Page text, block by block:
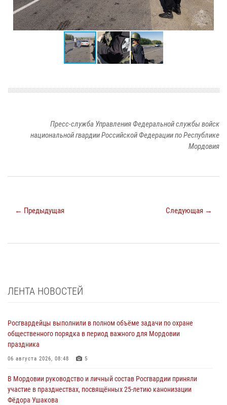
Пресс-служба Управления Федеральной службы войск
национальной гвардии Российской Федерации по Республике
Мордовия
← Предыдущая Следующая →
ЛЕНТА НОВОСТЕЙ
Росгвардейцы выполнили в полном объёме задачи по охране
общественного порядка в период важного для Мордовии
праздника
06 августа 2026, 08:48 5
В Мордовии руководство и личный состав Росгвардии приняли
участие в празднествах, посвящённых 25-летию канонизации
Фёдора Ушакова